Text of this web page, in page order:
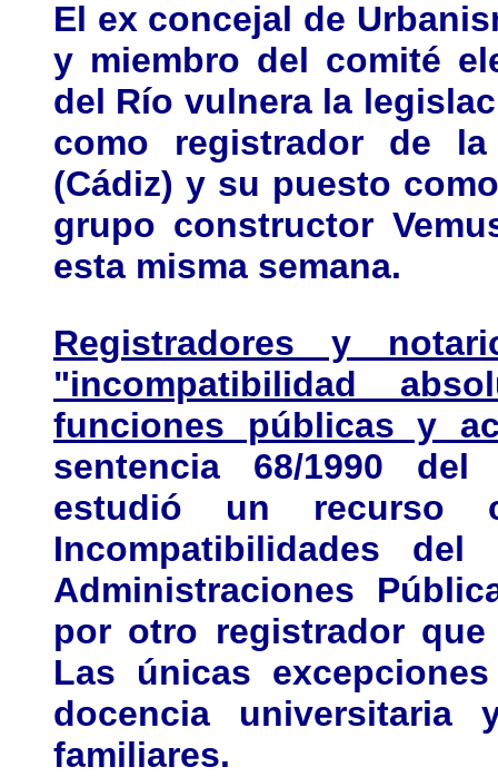
El ex concejal de
y miembro del comité
del Río vulnera la
como registrador de
(Cádiz) y su puesto
grupo constructor
esta misma semana.
Registradores y
"incompatibilidad
funciones públicas y
sentencia 68/1990
estudió un recurso
Incompatibilidades
Administraciones
por otro registrador
Las únicas
docencia universitaria
familiares.